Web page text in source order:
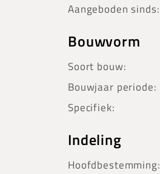
Aangeboden sinds:
Bouwvorm
Soort bouw:
Bouwjaar periode:
Specifiek:
Indeling
Hoofdbestemming: